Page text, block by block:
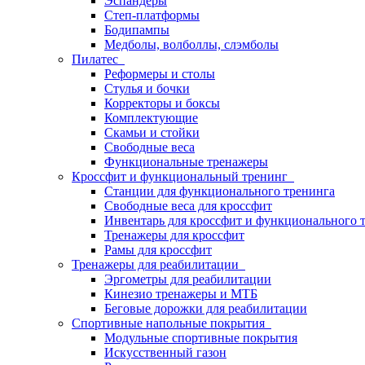
Степ-платформы
Бодипампы
Медболы, волболлы, слэмболы
Пилатес
Реформеры и столы
Стулья и бочки
Корректоры и боксы
Комплектующие
Скамьи и стойки
Свободные веса
Функциональные тренажеры
Кроссфит и функциональный тренинг
Станции для функционального тренинга
Свободные веса для кроссфит
Инвентарь для кроссфит и функционального
Тренажеры для кроссфит
Рамы для кроссфит
Тренажеры для реабилитации
Эргометры для реабилитации
Кинезио тренажеры и МТБ
Беговые дорожки для реабилитации
Спортивные напольные покрытия
Модульные спортивные покрытия
Искусственный газон